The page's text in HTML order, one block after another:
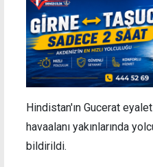
Hindistan'ın Gucerat
havaalanı yakınlarında
bildirildi.